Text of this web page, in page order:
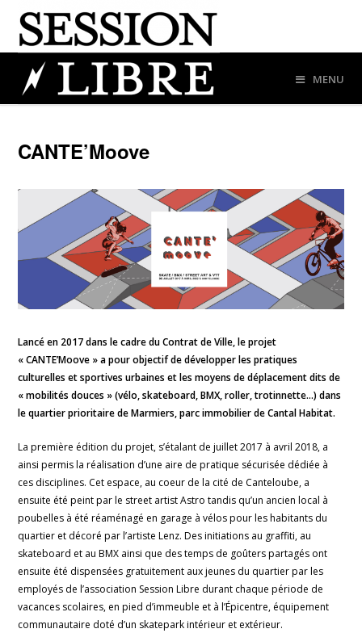
MENU
CANTE’Moove
Lancé en 2017 dans le cadre du Contrat de Ville, le projet
« CANTE’Moove » a pour objectif de développer les pratiques
culturelles et sportives urbaines et les moyens de déplacement dits de
« mobilités douces » (vélo, skateboard, BMX, roller, trotinnette…) dans
le quartier prioritaire de Marmiers, parc immobilier de Cantal Habitat.
La première édition du projet, s’étalant de juillet 2017 à avril 2018, a
ainsi permis la réalisation d’une aire de pratique sécurisée dédiée à
ces disciplines. Cet espace, au coeur de la cité de Canteloube, a
ensuite été peint par le street artist Astro tandis qu’un ancien local à
poubelles à été réaménagé en garage à vélos pour les habitants du
quartier et décoré par l’artiste Lenz. Des initiations au graffiti, au
skateboard et au BMX ainsi que des temps de goûters partagés ont
ensuite été dispensées gratuitement aux jeunes du quartier par les
employés de l’association Session Libre durant chaque période de
vacances scolaires, en pied d’immeuble et à l’Épicentre, équipement
communautaire doté d’un skatepark intérieur et extérieur.